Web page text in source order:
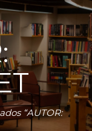
“AUTOR: